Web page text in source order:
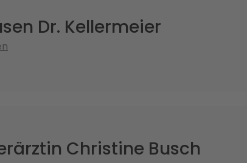
Dr. Kellermeier
Christine Busch